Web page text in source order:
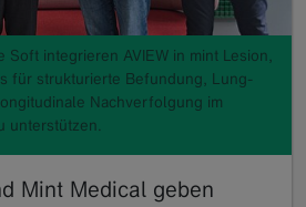
Soft integrieren AVIEW in mint Lesion,
für strukturierte Befundung, Lung-
Nachverfolgung im
unterstützen.
Mint Medical geben